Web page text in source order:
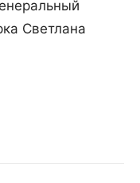
Светлана